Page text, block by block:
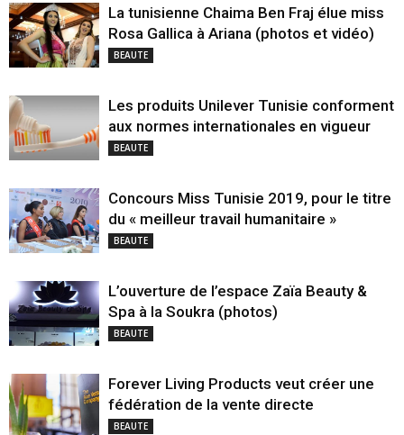
La tunisienne Chaima Ben Fraj élue miss
Rosa Gallica à Ariana (photos et vidéo)
BEAUTE
Les produits Unilever Tunisie conforment
aux normes internationales en vigueur
BEAUTE
Concours Miss Tunisie 2019, pour le titre
du « meilleur travail humanitaire »
BEAUTE
L’ouverture de l’espace Zaïa Beauty &
Spa à la Soukra (photos)
BEAUTE
Forever Living Products veut créer une
fédération de la vente directe
BEAUTE